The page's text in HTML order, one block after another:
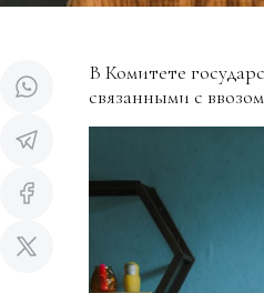
В Комитете
связанными с